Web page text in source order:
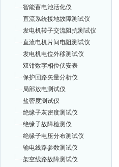
智能蓄电池活化仪
直流系统接地故障测试仪
发电机转子交流阻抗测试仪
直流电机片间电阻测试仪
发电机电位外移测试仪
双钳数字相位伏安表
保护回路矢量分析仪
局部放电测试仪
盐密度测试仪
绝缘子灰密度测试仪
绝缘子故障检测仪
绝缘子电压分布测试仪
输电线路参数测试仪
架空线路故障测试仪